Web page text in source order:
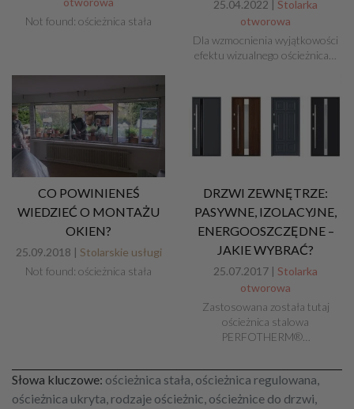
Not found: ościeżnica stała
25.04.2022 | Stolarka
otworowa
Dla wzmocnienia wyjątkowości
efektu wizualnego ościeżnica…
CO POWINIENEŚ
WIEDZIEĆ O MONTAŻU
OKIEN?
25.09.2018 | Stolarskie usługi
Not found: ościeżnica stała
DRZWI ZEWNĘTRZE:
PASYWNE, IZOLACYJNE,
ENERGOOSZCZĘDNE –
JAKIE WYBRAĆ?
25.07.2017 | Stolarka
otworowa
Zastosowana została tutaj
ościeżnica stalowa
PERFOTHERM®…
Słowa kluczowe: ościeżnica stała, ościeżnica regulowana,
ościeżnica ukryta, rodzaje ościeżnic, ościeżnice do drzwi,